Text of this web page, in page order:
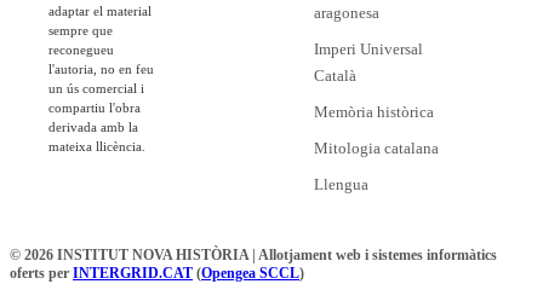
adaptar el material
sempre que
reconegueu
l'autoria, no en feu
un ús comercial i
compartiu l'obra
derivada amb la
mateixa llicència.
aragonesa
Imperi Universal
Català
Memòria històrica
Mitologia catalana
Llengua
© 2026 INSTITUT NOVA HISTÒRIA | Allotjament web i sistemes informàtics
oferts per INTERGRID.CAT (Opengea SCCL)